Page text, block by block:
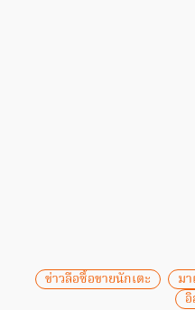
ข่าวลือซื้อขายนักเตะ ม